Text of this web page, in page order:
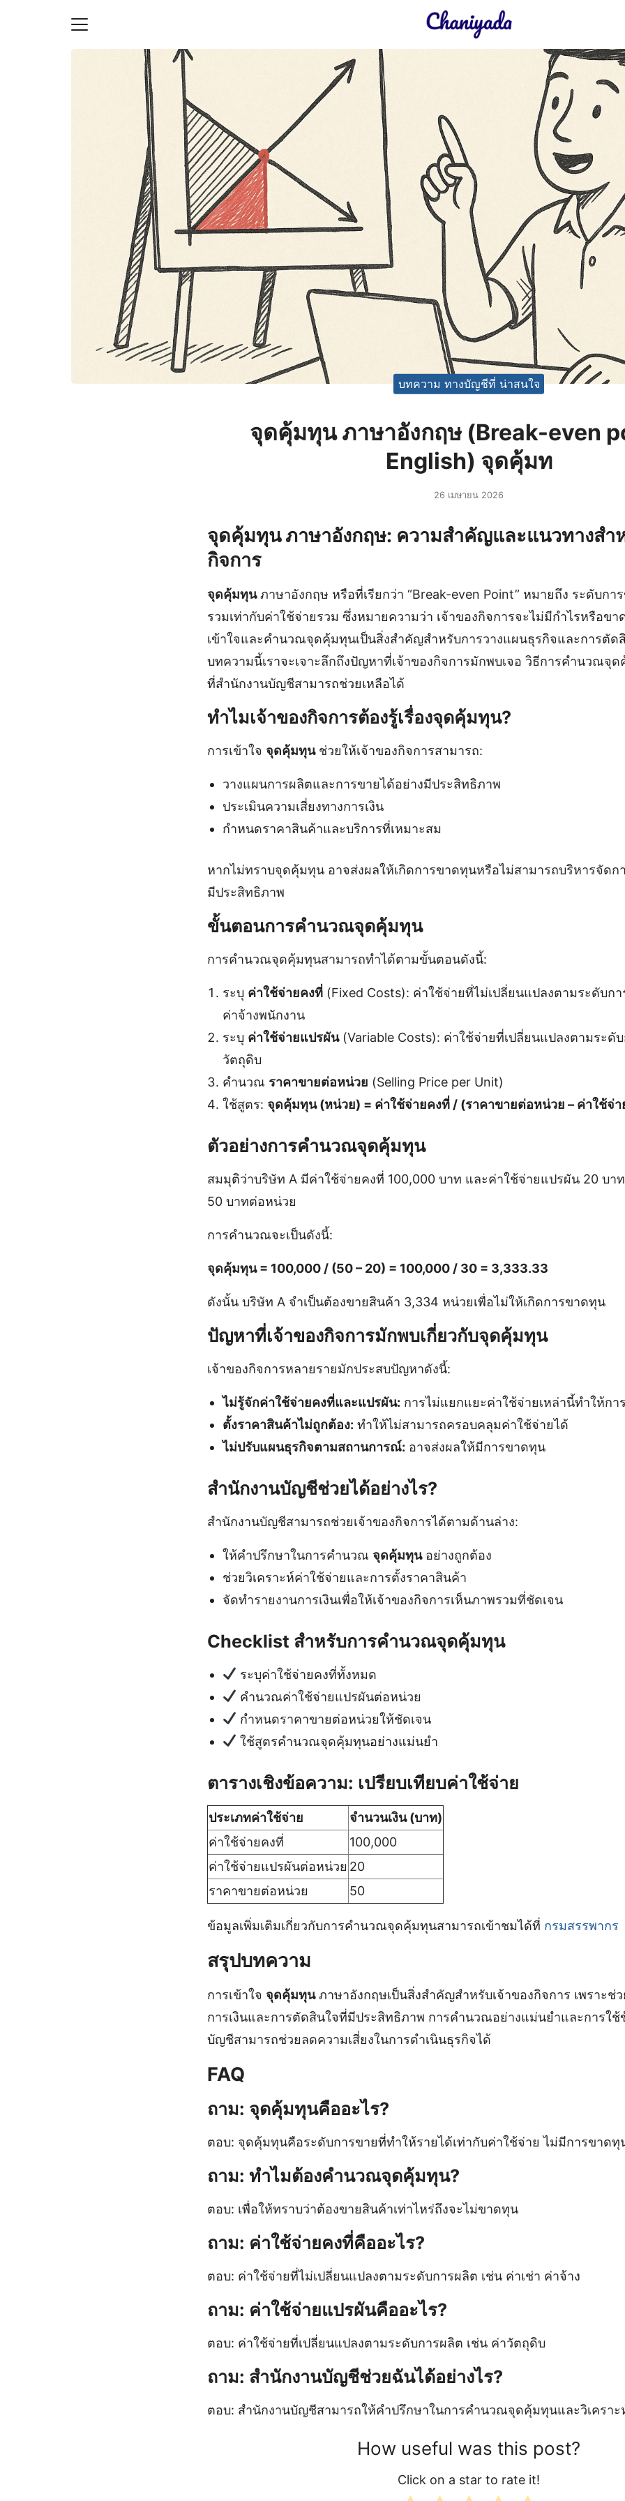
บทความ ทางบัญชีที่ น่าสนใจ
จุดคุ้มทุน ภาษาอังกฤษ (Break-even
English) จุดคุ้มท
26 เมษายน 2026
จุดคุ้มทุน ภาษาอังกฤษ: ความสำคัญและแนวทางสำ
กิจการ
จุดคุ้มทุนภาษาอังกฤษ หรือที่เรียกว่า “Break-even Point” หมายถึง ระดับกา
รวมเท่ากับค่าใช้จ่ายรวม ซึ่งหมายความว่า เจ้าของกิจการจะไม่มีกำไรหรือข
เข้าใจและคำนวณจุดคุ้มทุนเป็นสิ่งสำคัญสำหรับการวางแผนธุรกิจและการตัด
บทความนี้เราจะเจาะลึกถึงปัญหาที่เจ้าของกิจการมักพบเจอ วิธีการคำนวณจุ
ที่สำนักงานบัญชีสามารถช่วยเหลือได้
ทำไมเจ้าของกิจการต้องรู้เรื่องจุดคุ้มทุน?
การเข้าใจ จุดคุ้มทุนช่วยให้เจ้าของกิจการสามารถ:
วางแผนการผลิตและการขายได้อย่างมีประสิทธิภาพ
ประเมินความเสี่ยงทางการเงิน
กำหนดราคาสินค้าและบริการที่เหมาะสม
หากไม่ทราบจุดคุ้มทุน อาจส่งผลให้เกิดการขาดทุนหรือไม่สามารถบริหารจัดก
มีประสิทธิภาพ
ขั้นตอนการคำนวณจุดคุ้มทุน
การคำนวณจุดคุ้มทุนสามารถทำได้ตามขั้นตอนดังนี้:
ระบุ ค่าใช้จ่ายคงที่(Fixed Costs): ค่าใช้จ่ายที่ไม่เปลี่ยนแปลงตามระดับกา
ค่าจ้างพนักงาน
ระบุ ค่าใช้จ่ายแปรผัน(Variable Costs): ค่าใช้จ่ายที่เปลี่ยนแปลงตามระดั
วัตถุดิบ
คำนวณ ราคาขายต่อหน่วย (Selling Price per Unit)
ใช้สูตร: จุดคุ้มทุน (หน่วย) = ค่าใช้จ่ายคงที่ / (ราคาขายต่อหน่วย – ค่าใช้จ่
ตัวอย่างการคำนวณจุดคุ้มทุน
สมมุติว่าบริษัท A มีค่าใช้จ่ายคงที่ 100,000 บาท และค่าใช้จ่ายแปรผัน 20 บา
50 บาทต่อหน่วย
การคำนวณจะเป็นดังนี้:
จุดคุ้มทุน = 100,000 / (50 – 20) = 100,000 / 30 = 3,333.33
ดังนั้น บริษัท A จำเป็นต้องขายสินค้า 3,334 หน่วยเพื่อไม่ให้เกิดการขาดทุน
ปัญหาที่เจ้าของกิจการมักพบเกี่ยวกับจุดคุ้มทุน
เจ้าของกิจการหลายรายมักประสบปัญหาดังนี้:
ไม่รู้จักค่าใช้จ่ายคงที่และแปรผัน: การไม่แยกแยะค่าใช้จ่ายเหล่านี้ทำให้ก
ตั้งราคาสินค้าไม่ถูกต้อง: ทำให้ไม่สามารถครอบคลุมค่าใช้จ่ายได้
ไม่ปรับแผนธุรกิจตามสถานการณ์: อาจส่งผลให้มีการขาดทุน
สำนักงานบัญชีช่วยได้อย่างไร?
สำนักงานบัญชีสามารถช่วยเจ้าของกิจการได้ตามด้านล่าง:
ให้คำปรึกษาในการคำนวณ จุดคุ้มทุนอย่างถูกต้อง
ช่วยวิเคราะห์ค่าใช้จ่ายและการตั้งราคาสินค้า
จัดทำรายงานการเงินเพื่อให้เจ้าของกิจการเห็นภาพรวมที่ชัดเจน
Checklist สำหรับการคำนวณจุดคุ้มทุน
ระบุค่าใช้จ่ายคงที่ทั้งหมด
คำนวณค่าใช้จ่ายแปรผันต่อหน่วย
กำหนดราคาขายต่อหน่วยให้ชัดเจน
ใช้สูตรคำนวณจุดคุ้มทุนอย่างแม่นยำ
ตารางเชิงข้อความ: เปรียบเทียบค่าใช้จ่าย
ประเภทค่าใช้จ่าย
จำนวนเงิน (บาท)
ค่าใช้จ่ายคงที่
100,000
ค่าใช้จ่ายแปรผันต่อหน่วย 20
ราคาขายต่อหน่วย
50
ข้อมูลเพิ่มเติมเกี่ยวกับการคำนวณจุดคุ้มทุนสามารถเข้าชมได้ที่ กรมสรรพากร
สรุปบทความ
การเข้าใจ จุดคุ้มทุนภาษาอังกฤษเป็นสิ่งสำคัญสำหรับเจ้าของกิจการ เพราะช่
การเงินและการตัดสินใจที่มีประสิทธิภาพ การคำนวณอย่างแม่นยำและการใ
บัญชีสามารถช่วยลดความเสี่ยงในการดำเนินธุรกิจได้
FAQ
ถาม: จุดคุ้มทุนคืออะไร?
ตอบ: จุดคุ้มทุนคือระดับการขายที่ทำให้รายได้เท่ากับค่าใช้จ่าย ไม่มีการขาดทุ
ถาม: ทำไมต้องคำนวณจุดคุ้มทุน?
ตอบ: เพื่อให้ทราบว่าต้องขายสินค้าเท่าไหร่ถึงจะไม่ขาดทุน
ถาม: ค่าใช้จ่ายคงที่คืออะไร?
ตอบ: ค่าใช้จ่ายที่ไม่เปลี่ยนแปลงตามระดับการผลิต เช่น ค่าเช่า ค่าจ้าง
ถาม: ค่าใช้จ่ายแปรผันคืออะไร?
ตอบ: ค่าใช้จ่ายที่เปลี่ยนแปลงตามระดับการผลิต เช่น ค่าวัตถุดิบ
ถาม: สำนักงานบัญชีช่วยฉันได้อย่างไร?
ตอบ: สำนักงานบัญชีสามารถให้คำปรึกษาในการคำนวณจุดคุ้มทุนและวิเคราะ
How useful was this post?
Click on a star to rate it!